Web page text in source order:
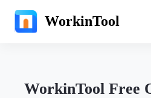
WorkinTool
WorkinTool Free